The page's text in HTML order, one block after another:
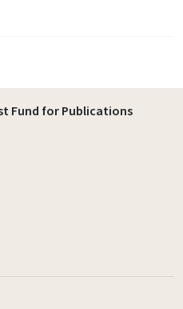
Fund for Publications